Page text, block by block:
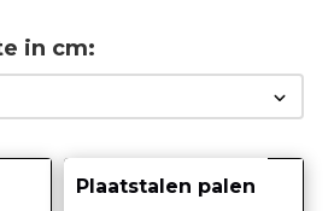
in cm
Plaatstalen palen